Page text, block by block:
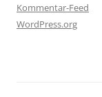
Kommentar-Feed
WordPress.org